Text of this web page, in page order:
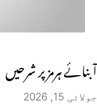
آبنائے ہرمز پر شرحیں
جولائی 15, 2026